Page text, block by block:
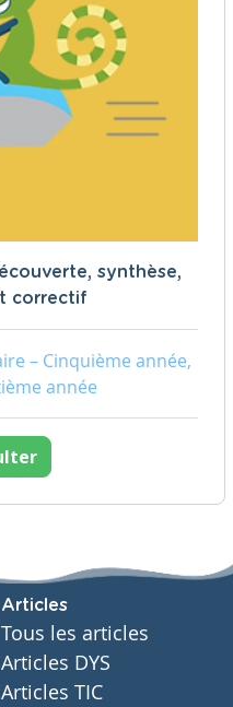
synthèse,
correctif
– Cinquième année,
année
Articles
Tous les articles
Articles DYS
Articles TIC